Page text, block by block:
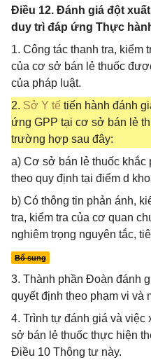
Điều 12. Đánh giá đột
duy trì đáp ứng Thực
1. Công tác thanh tra, kiểm
của cơ sở bán lẻ thuốc
của pháp luật.
2. Sở Y tế tiến hành đánh
ứng GPP tại cơ sở bán lẻ
trường hợp sau đây:
a) Cơ sở bán lẻ thuốc khắc
theo quy định tại điểm d
b) Có thông tin phản ánh,
tra, kiểm tra của cơ quan
nghiêm trọng nguyên tắc,
Bổ sung
3. Thành phần Đoàn đánh
quyết định theo phạm vi và
4. Trình tự đánh giá và việc
sở bán lẻ thuốc thực hiện
Điều 10 Thông tư này.